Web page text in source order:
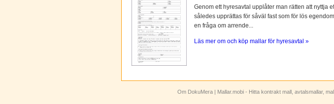
Genom ett hyresavtal upplåter man rätten att nyttja
således upprättas för såväl fast som för lös
en fråga om arrende...
Läs mer om och köp mallar för hyresavtal »
Om DokuMera | Mallar.mobi - Hitta kontrakt mall, avtalsmallar,